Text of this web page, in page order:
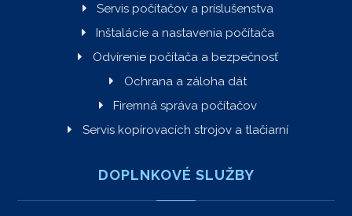
Servis počítačov a príslušenstva
Inštalácie a nastavenia počítača
Odvírenie počítača a bezpečnosť
Ochrana a záloha dát
Firemná správa počítačov
Servis kopírovacích strojov a tlačiarní
DOPLNKOVÉ SLUŽBY